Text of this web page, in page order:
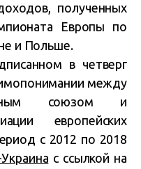
полученных
Европы по
и Польше.
в четверг
между
союзом и
европейских
с 2012 по 2018
с ссылкой на